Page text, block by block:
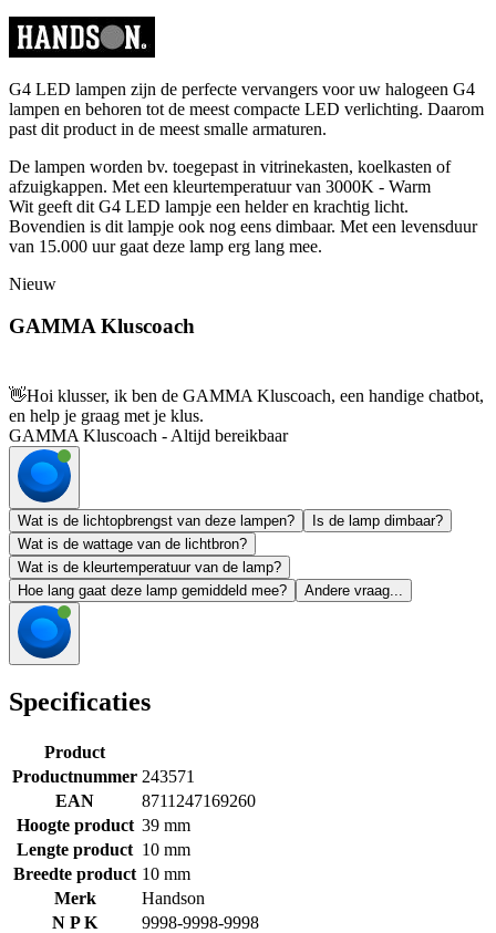
G4 LED lampen zijn de perfecte vervangers voor uw halogeen G4
lampen en behoren tot de meest compacte LED verlichting. Daarom
past dit product in de meest smalle armaturen.
De lampen worden bv. toegepast in vitrinekasten, koelkasten of
afzuigkappen. Met een kleurtemperatuur van 3000K - Warm
Wit geeft dit G4 LED lampje een helder en krachtig licht.
Bovendien is dit lampje ook nog eens dimbaar. Met een levensduur
van 15.000 uur gaat deze lamp erg lang mee.
Nieuw
GAMMA Kluscoach
👋Hoi klusser, ik ben de GAMMA Kluscoach, een handige chatbot,
en help je graag met je klus.
GAMMA Kluscoach - Altijd bereikbaar
Wat is de lichtopbrengst van deze lampen?
Is de lamp dimbaar?
Wat is de wattage van de lichtbron?
Wat is de kleurtemperatuur van de lamp?
Hoe lang gaat deze lamp gemiddeld mee?
Andere vraag...
Specificaties
Product
Productnummer 243571
EAN
8711247169260
Hoogte product 39 mm
Lengte product 10 mm
Breedte product 10 mm
Merk
Handson
N P K
9998-9998-9998